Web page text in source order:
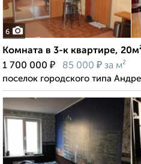
6
Комната в 3-к квартире,
1 700 000 ₽ 85 000 ₽ за м²
поселок городского типа